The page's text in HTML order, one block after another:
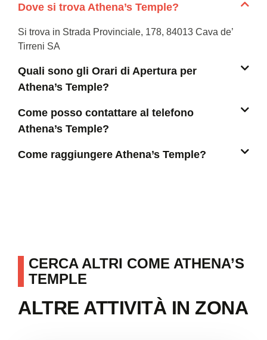
Dove si trova Athena’s Temple?
Si trova in Strada Provinciale, 178, 84013 Cava de’
Tirreni SA
Quali sono gli Orari di Apertura per
Athena’s Temple?
Come posso contattare al telefono
Athena’s Temple?
Come raggiungere Athena’s Temple?
CERCA ALTRI COME ATHENA’S
TEMPLE
ALTRE ATTIVITÀ IN ZONA